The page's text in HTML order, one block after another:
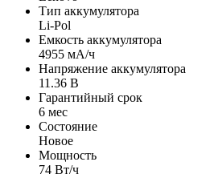
Тип аккумулятора
Li-Pol
Емкость аккумулятора
4955 мА/ч
Напряжение аккумулятора
11.36 В
Гарантийный срок
6 мес
Состояние
Новое
Мощность
74 Вт/ч